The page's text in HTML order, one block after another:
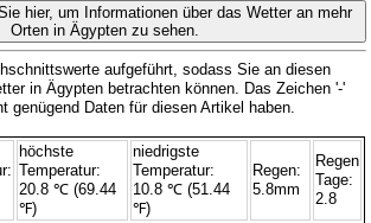
hier, um Informationen über das Wetter an mehr
Orten in Ägypten zu sehen.
aufgeführt, sodass Sie an diesen
in Ägypten betrachten können. Das Zeichen '-'
genügend Daten für diesen Artikel haben.
höchste
Temperatur:
20.8 ℃ (69.44
℉)
niedrigste
Temperatur:
10.8 ℃ (51.44
℉)
Regen:
5.8mm
Regen
Tage:
2.8